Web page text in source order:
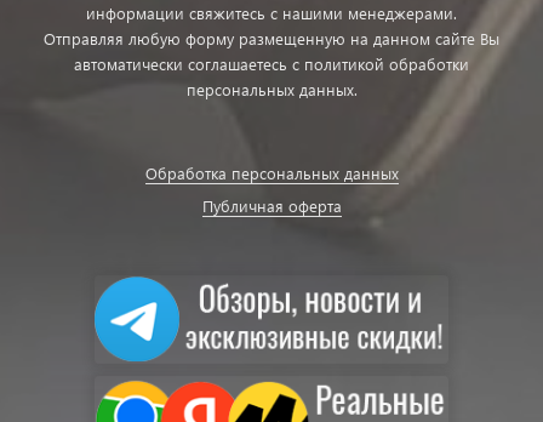
информации свяжитесь с нашими менеджерами.
Отправляя любую форму размещенную на данном сайте Вы
автоматически соглашаетесь с политикой обработки
персональных данных.
Обработка персональных данных
Публичная оферта